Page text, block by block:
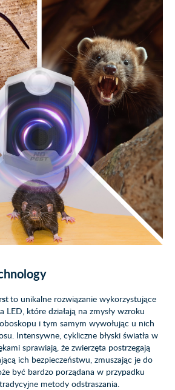
to unikalne rozwiązanie wykorzystujące
LED, które działają na zmysły wzroku
i tym samym wywołując u nich
Intensywne, cykliczne błyski światła w
sprawiają, że zwierzęta postrzegają
ich bezpieczeństwu, zmuszając je do
być bardzo porządana w przypadku
metody odstraszania.